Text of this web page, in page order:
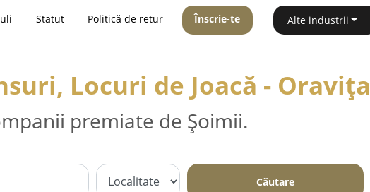
Statut Politică de retur Înscrie-te Alte industrii
Locuri de Joacă - Oraviţa
premiate de Șoimii.
Căutare